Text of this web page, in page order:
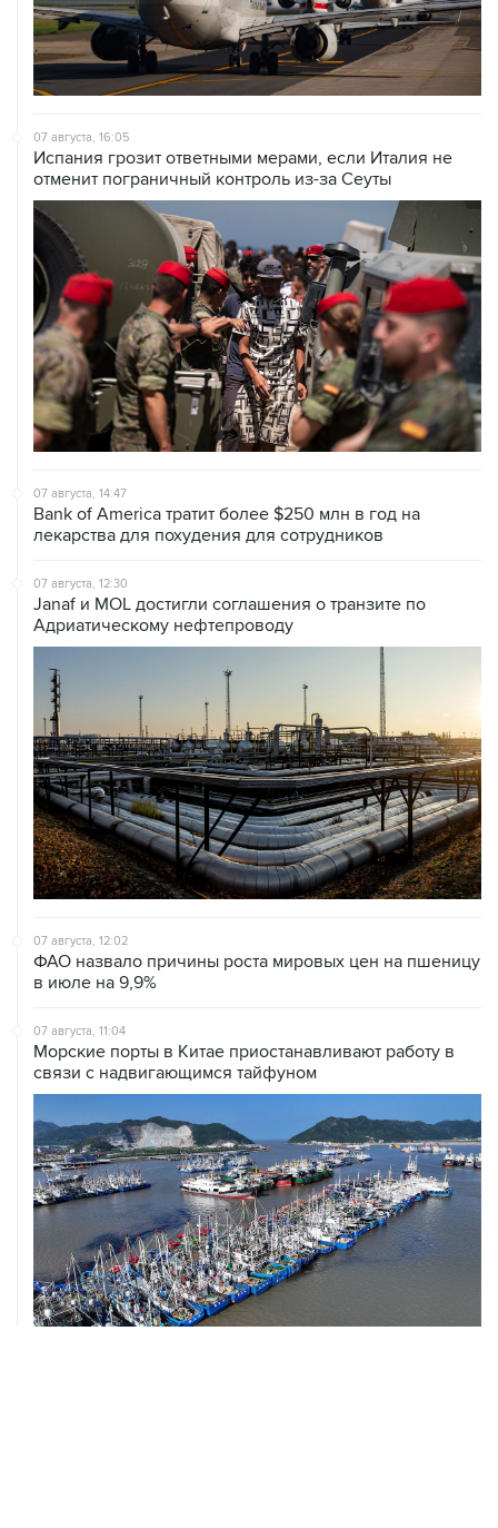
07 августа, 16:05
Испания грозит ответными мерами, если Италия не
отменит пограничный контроль из-за Сеуты
07 августа, 14:47
Bank of America тратит более $250 млн в год на
лекарства для похудения для сотрудников
07 августа, 12:30
Janaf и MOL достигли соглашения о транзите по
Адриатическому нефтепроводу
07 августа, 12:02
ФАО назвало причины роста мировых цен на пшеницу
в июле на 9,9%
07 августа, 11:04
Морские порты в Китае приостанавливают работу в
связи с надвигающимся тайфуном